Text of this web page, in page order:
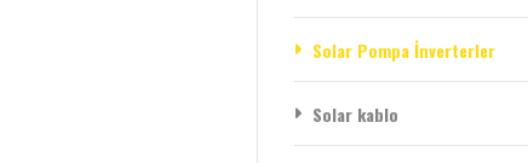
Solar Pompa İnverterler
Solar kablo